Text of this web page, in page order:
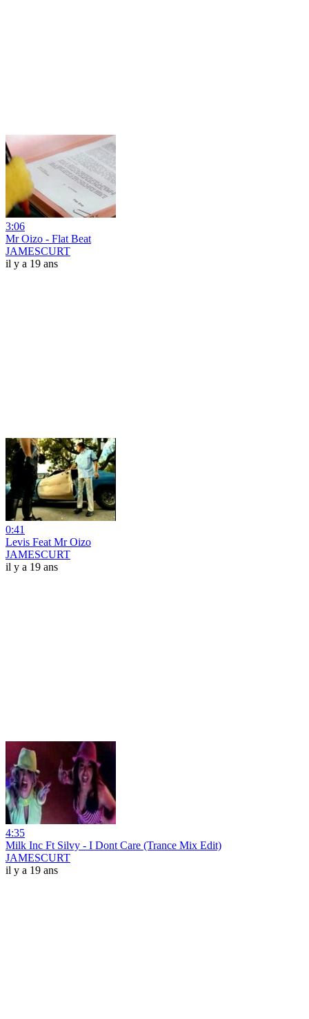
3:06
Mr Oizo - Flat Beat
JAMESCURT
il y a 19 ans
0:41
Levis Feat Mr Oizo
JAMESCURT
il y a 19 ans
4:35
Milk Inc Ft Silvy - I Dont Care (Trance Mix Edit)
JAMESCURT
il y a 19 ans